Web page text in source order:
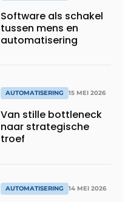
Software als schakel
tussen mens en
automatisering
AUTOMATISERING 15 MEI 2026
Van stille bottleneck
naar strategische
troef
AUTOMATISERING 14 MEI 2026